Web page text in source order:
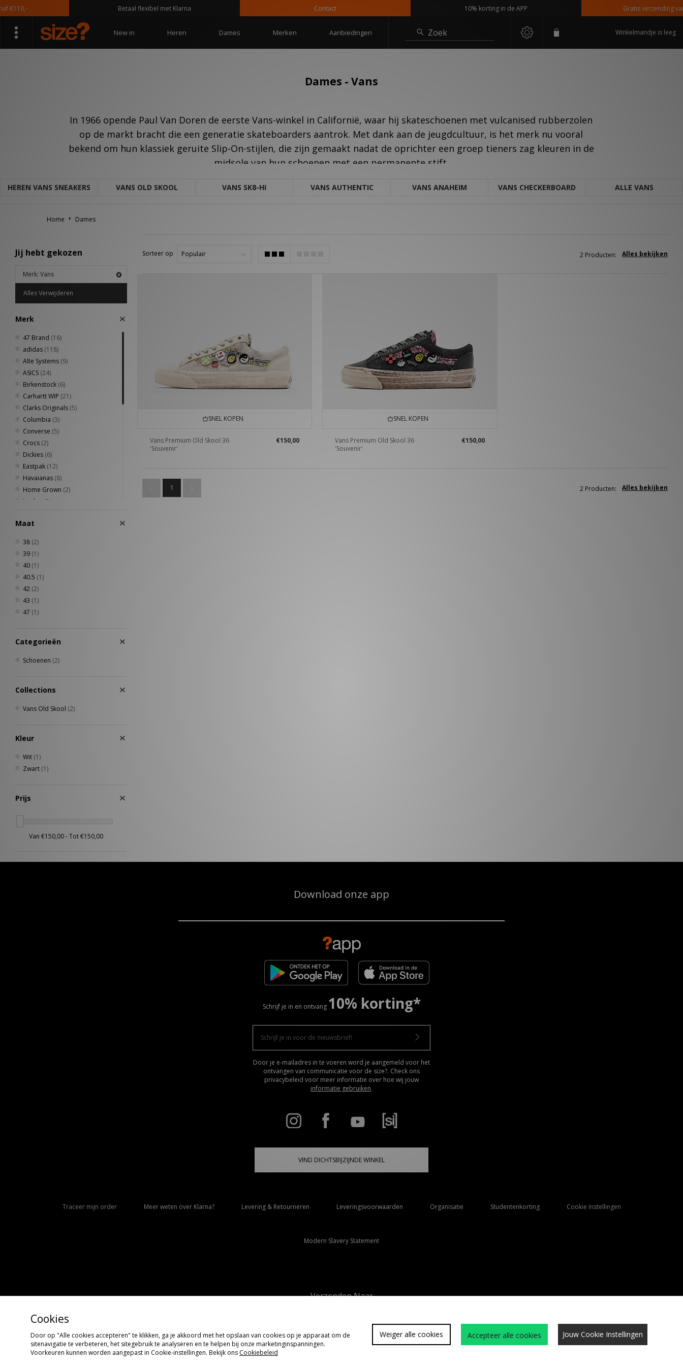
Betaal flexibel met Klarna Contact 10% korting in de APP Gratis verzending vanaf
New in Heren Dames Merken Aanbiedingen Zoek Winkelmandje is leeg
Dames - Vans
In 1966 opende Paul Van Doren de eerste Vans-winkel in Californië, waar hij skateschoenen met vulcanised rubberzolen
op de markt bracht die een generatie skateboarders aantrok. Met dank aan de jeugdcultuur, is het merk nu vooral
bekend om hun klassiek geruite Slip-On-stijlen, die zijn gemaakt nadat de oprichter een groep tieners zag kleuren in de
midsole van hun schoenen met een permanente stift.
HEREN VANS SNEAKERS VANS OLD SKOOL VANS SK8-HI VANS AUTHENTIC VANS ANAHEIM VANS CHECKERBOARD ALLE VANS
Home Dames
Jij hebt gekozen
Merk: Vans
Alles Verwijderen
Merk
47 Brand (16)
adidas (118)
Alte Systems (9)
ASICS (24)
Birkenstock (6)
Carhartt WIP (21)
Clarks Originals (5)
Columbia (3)
Converse (5)
Crocs (2)
Dickies (6)
Eastpak (12)
Havaianas (8)
Home Grown (2)
Jordan
(2)
New Balance
Nike (55)
Oakley
PUMA
Quiksilver
Reebok
Salomon
Saucony
Stance(3)
Timberland(2)
Vans(2)
Von Dutch(2)
Maat
38 (2)
39 (1)
40 (1)
40.5 (1)
42 (2)
43 (1)
47 (1)
Categorieën
Schoenen (2)
Collections
Vans Old Skool (2)
Kleur
Wit (1)
Zwart (1)
Prijs
Sorteer op Alles bekijken
2 Producten:
SNEL KOPEN
Vans Premium Old Skool 36
'Souvenir'
€150,00
SNEL KOPEN
Vans Premium Old Skool 36
'Souvenir'
€150,00
1 Alles bekijken
2 Producten:
Download onze app
Schrijf je in en ontvang 10% korting*
Door je e-mailadres in te voeren word je aangemeld voor het
ontvangen van communicatie voor de size?. Check ons
privacybeleid voor meer informatie over hoe wij jouw
informatie gebruiken.
VIND DICHTSBIJZIJNDE WINKEL
Traceer mijn order Meer weten over Klarna? Levering & Retourneren Leveringsvoorwaarden Organisatie Studentenkorting Cookie Instellingen
Modern Slavery Statement
Verzenden Naar
Algemene Voorwaarden Cookies Site beveiliging
Copyright © 2026 size?, Alle rechten voorbehouden
Cookies
Door op "Alle cookies accepteren" te klikken, ga je akkoord met het opslaan van cookies op je apparaat om de
sitenavigatie te verbeteren, het sitegebruik te analyseren en te helpen bij onze marketinginspanningen.
Voorkeuren kunnen worden aangepast in Cookie-instellingen. Bekijk ons Cookiebeleid
Jouw Cookie Instellingen
Accepteer alle cookies
Weiger alle cookies